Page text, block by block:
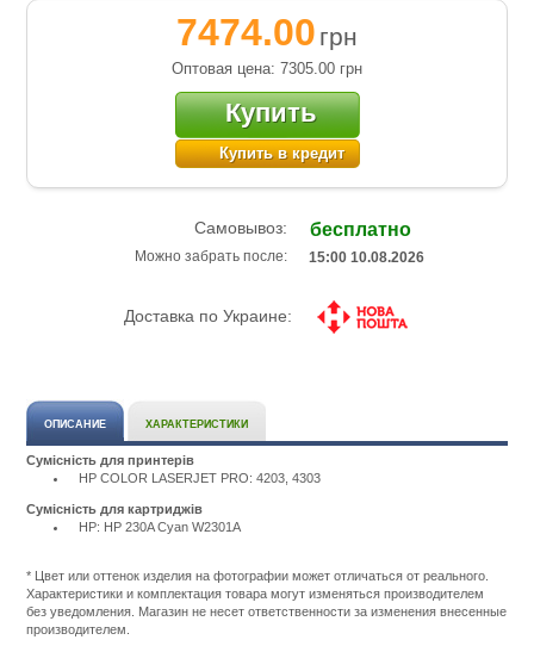
7474.00 грн
Оптовая цена: 7305.00 грн
Купить
Купить в кредит
Самовывоз: бесплатно
Можно забрать после: 15:00 10.08.2026
Доставка по Украине:
ОПИСАНИЕ ХАРАКТЕРИСТИКИ
Сумісність для принтерів
HP COLOR LASERJET PRO: 4203, 4303
Сумісність для картриджів
HP: HP 230A Cyan W2301A
rashodnye-
materialy/5259-
kartridzh-
* Цвет или оттенок изделия на фотографии может отличаться от реального.
Характеристики и комплектация товара могут изменяться производителем
без уведомления. Магазин не несет ответственности за изменения внесенные
производителем.